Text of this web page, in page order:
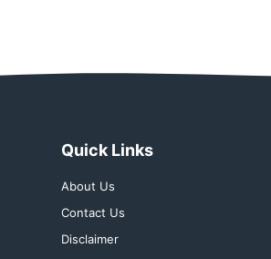
Quick Links
About Us
Contact Us
Disclaimer